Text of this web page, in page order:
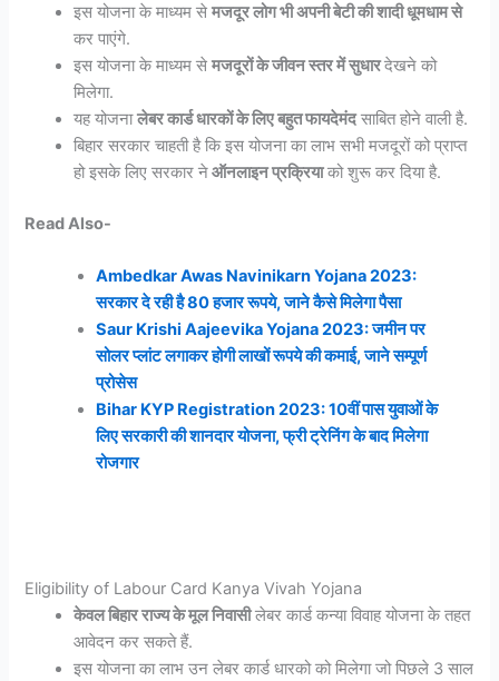
इस योजना के माध्यम सेमजदूर लोग भी अपनी बेटी की शादी धूमधाम से
कर पाएंगे.
इस योजना के माध्यम सेमजदूरों के जीवन स्तर में सुधारदेखने को
मिलेगा.
यह योजनालेबर कार्ड धारकों के लिए बहुत फायदेमंदसाबित होने वाली है.
बिहार सरकार चाहती है कि इस योजना का लाभ सभी मजदूरों को प्राप्त
हो इसके लिए सरकार नेऑनलाइन प्रक्रियाको शुरू कर दिया है.
Read Also-
Ambedkar Awas Navinikarn Yojana 2023:
सरकार दे रही है 80 हजार रूपये, जाने कैसे मिलेगा पैसा
Saur Krishi Aajeevika Yojana 2023: जमीन पर
सोलर प्लांट लगाकर होगी लाखों रूपये की कमाई, जाने सम्पूर्ण
प्रोसेस
Bihar KYP Registration 2023: 10वीं पास युवाओं के
लिए सरकारी की शानदार योजना, फ्री ट्रेनिंग के बाद मिलेगा
रोजगार
Eligibility of Labour Card Kanya Vivah Yojana
केवल बिहार राज्य के मूल निवासीलेबर कार्ड कन्या विवाह योजना के तहत
आवेदन कर सकते हैं.
इस योजना का लाभ उन लेबर कार्ड धारको को मिलेगा जो पिछले 3 साल